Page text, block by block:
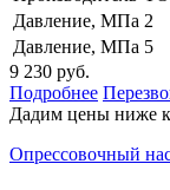
Давление, МПа 2
Давление, МПа 5
9 230 руб.
Подробнее
Дадим цены ниже
Опрессовочный